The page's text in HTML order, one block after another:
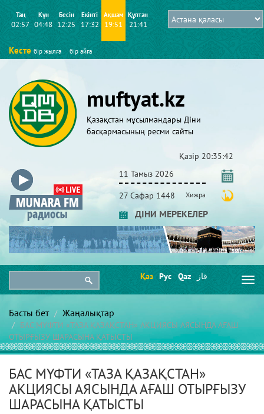
Таң
02:57
Күн
04:48
Бесін
12:25
Екінті
17:32
Ақшам
19:51
Құптан
21:41
Кесте бір жылға бір айға
muftyat.kz
Қазақстан мұсылмандары Діни
басқармасының ресми сайты
Қазір 20:35:43
11 Тамыз 2026
27 Сафар 1448 Хижра
ДІНИ МЕРЕКЕЛЕР
Қаз Рус Qaz قاز
Басты бет Жаңалықтар
БАС МҮФТИ «ТАЗА ҚАЗАҚСТАН» АКЦИЯСЫ АЯСЫНДА АҒАШ
ОТЫРҒЫЗУ ШАРАСЫНА ҚАТЫСТЫ
БАС МҮФТИ «ТАЗА ҚАЗАҚСТАН»
АКЦИЯСЫ АЯСЫНДА АҒАШ ОТЫРҒЫЗУ
ШАРАСЫНА ҚАТЫСТЫ